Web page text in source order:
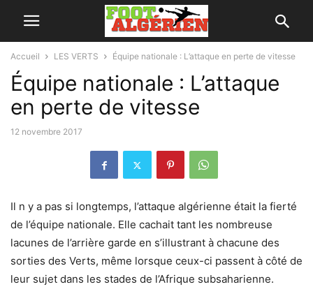
Accueil LES VERTS Équipe nationale : L’attaque en perte de vitesse
Équipe nationale : L’attaque
en perte de vitesse
12 novembre 2017
Il n y a pas si longtemps, l’attaque algérienne était la fierté
de l’équipe nationale. Elle cachait tant les nombreuse
lacunes de l’arrière garde en s’illustrant à chacune des
sorties des Verts, même lorsque ceux-ci passent à côté de
leur sujet dans les stades de l’Afrique subsaharienne.